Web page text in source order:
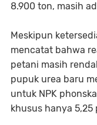
8.900 ton, masih
Meskipun
mencatat bahwa
petani masih
pupuk urea baru
untuk NPK
khusus hanya 5,25